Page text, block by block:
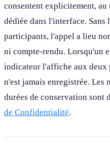
consentent explicitement, au
dédiée dans l'interface. Sans
participants, l'appel a lieu
ni compte-rendu. Lorsqu'un
indicateur l'affiche aux deux
n'est jamais enregistrée. Les
durées de conservation sont
de Confidentialité.